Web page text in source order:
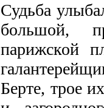
Судьба
большой,
парижской
Берте, трое